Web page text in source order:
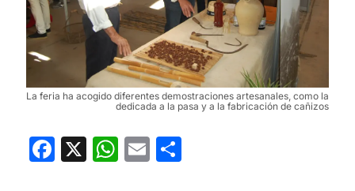
La feria ha acogido diferentes demostraciones artesanales, como la
dedicada a la pasa y a la fabricación de cañizos
Facebook
X WhatsApp
Email